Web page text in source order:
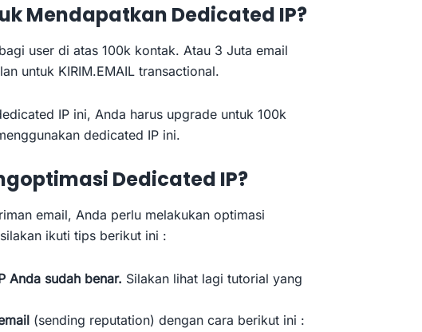
Mendapatkan Dedicated IP?
user di atas 100k kontak. Atau 3 Juta email
untuk KIRIM.EMAIL transactional.
IP ini, Anda harus upgrade untuk 100k
dedicated IP ini.
Dedicated IP?
email, Anda perlu melakukan optimasi
ikuti tips berikut ini :
Anda sudah benar. Silakan lihat lagi tutorial yang
(sending reputation) dengan cara berikut ini :